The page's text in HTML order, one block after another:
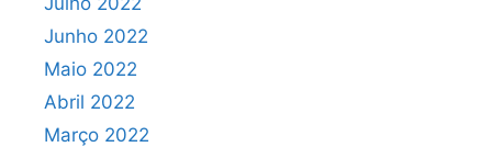
Junho 2022
Maio 2022
Abril 2022
Março 2022